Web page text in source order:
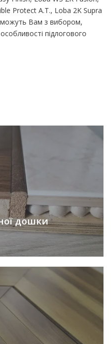
Protect A.T., Loba 2K Supra
Вам з вибором,
підлогового
дошки